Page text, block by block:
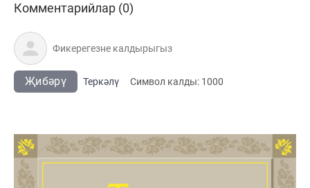
Комментарийлар (0)
Җибәрү Теркәлү Cимвол калды: 1000